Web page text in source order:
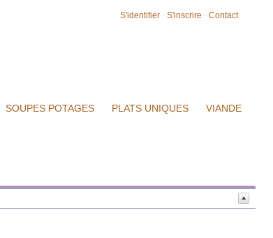
S'identifier - S'inscrire - Contact
SOUPES POTAGES PLATS UNIQUES
VIANDE